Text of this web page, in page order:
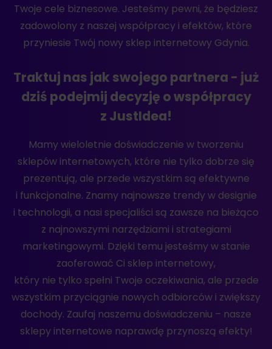
Twoje cele biznesowe. Jesteśmy pewni, że będziesz
zadowolony z naszej współpracy i efektów, które
przyniesie Twój nowy sklep internetowy Gdynia.
Traktuj nas jak swojego partnera - już
dziś podejmij decyzję o współpracy
z JustIdea!
Mamy wieloletnie doświadczenie w tworzeniu
sklepów internetowych, które nie tylko dobrze się
prezentują, ale przede wszystkim są efektywne
i funkcjonalne. Znamy najnowsze trendy w designie
i technologii, a nasi specjaliści są zawsze na bieżąco
z najnowszymi narzędziami i strategiami
marketingowymi. Dzięki temu jesteśmy w stanie
zaoferować Ci sklep internetowy,
który nie tylko spełni Twoje oczekiwania, ale przede
wszystkim przyciągnie nowych odbiorców i zwiększy
dochody. Zaufaj naszemu doświadczeniu – nasze
sklepy internetowe naprawdę przynoszą efekty!